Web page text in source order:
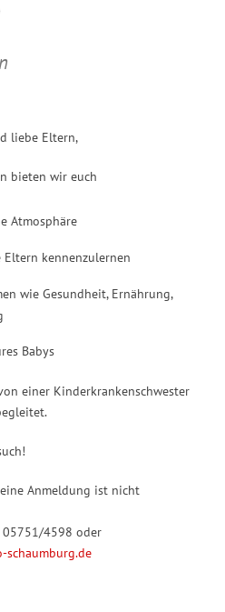
liebe Eltern,
bieten wir euch
Atmosphäre
kennenzulernen
wie Gesundheit, Ernährung,
Babys
einer Kinderkrankenschwester
Anmeldung ist nicht
4598 oder
schaumburg.de